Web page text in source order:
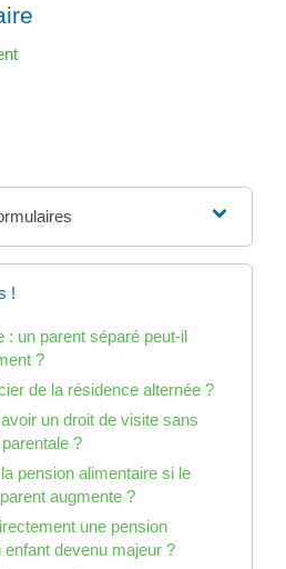
!
: un parent séparé peut-il
?
de la résidence alternée ?
un droit de visite sans
?
pension alimentaire si le
augmente ?
une pension
devenu majeur ?